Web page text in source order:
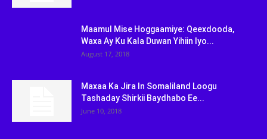
Maamul Mise Hoggaamiye: Qeexdooda,
Waxa Ay Ku Kala Duwan Yihiin Iyo...
August 17, 2018
Maxaa Ka Jira In Somaliland Loogu
Tashaday Shirkii Baydhabo Ee...
June 10, 2018